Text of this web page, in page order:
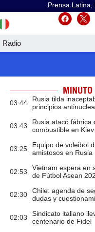
Prensa Latina,
Radio
03:44
Rusia tilda
principios
03:43
Rusia atacó fábrica
combustible en Kiev
03:25
Equipo de voleibol
amistosos en Rusia
02:53
Vietnam espera en
de Fútbol Asean
02:30
Chile: agenda de
dudas y
02:03
Sindicato italiano
centenario de Fidel